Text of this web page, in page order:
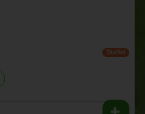
Staffel